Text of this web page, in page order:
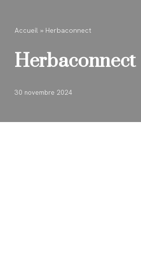
Aller
contenu
Accueil » Herbaconnect
Herbaconnect
30 novembre 2024